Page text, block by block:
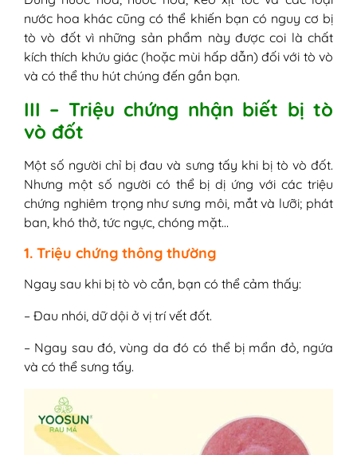
nước hoa khác cũng có thể khiến bạn có nguy cơ bị
tò vò đốt vì những sản phẩm này được coi là chất
kích thích khứu giác (hoặc mùi hấp dẫn) đối với tò vò
và có thể thu hút chúng đến gần bạn.
III – Triệu chứng nhận biết bị tò
vò đốt
Một số người chỉ bị đau và sưng tấy khi bị tò vò đốt.
Nhưng một số người có thể bị dị ứng với các triệu
chứng nghiêm trọng như sưng môi, mắt và lưỡi; phát
ban, khó thở, tức ngực, chóng mặt…
1. Triệu chứng thông thường
Ngay sau khi bị tò vò cắn, bạn có thể cảm thấy:
– Đau nhói, dữ dội ở vị trí vết đốt.
– Ngay sau đó, vùng da đó có thể bị mẩn đỏ, ngứa
và có thể sưng tấy.